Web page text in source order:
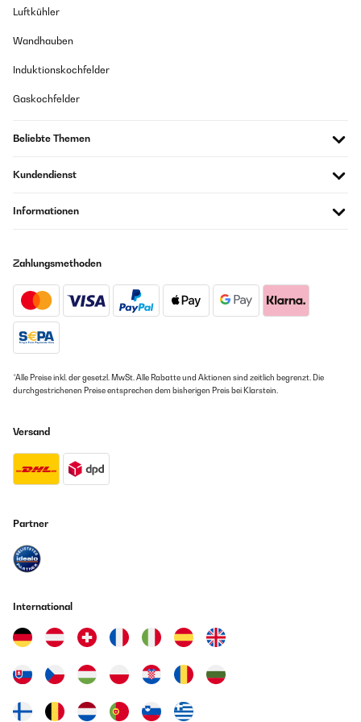
Luftkühler
Wandhauben
Induktionskochfelder
Gaskochfelder
Beliebte Themen
Kundendienst
Informationen
Zahlungsmethoden
*Alle Preise inkl. der gesetzl. MwSt. Alle Rabatte und Aktionen sind zeitlich begrenzt. Die
durchgestrichenen Preise entsprechen dem bisherigen Preis bei Klarstein.
Versand
Partner
International